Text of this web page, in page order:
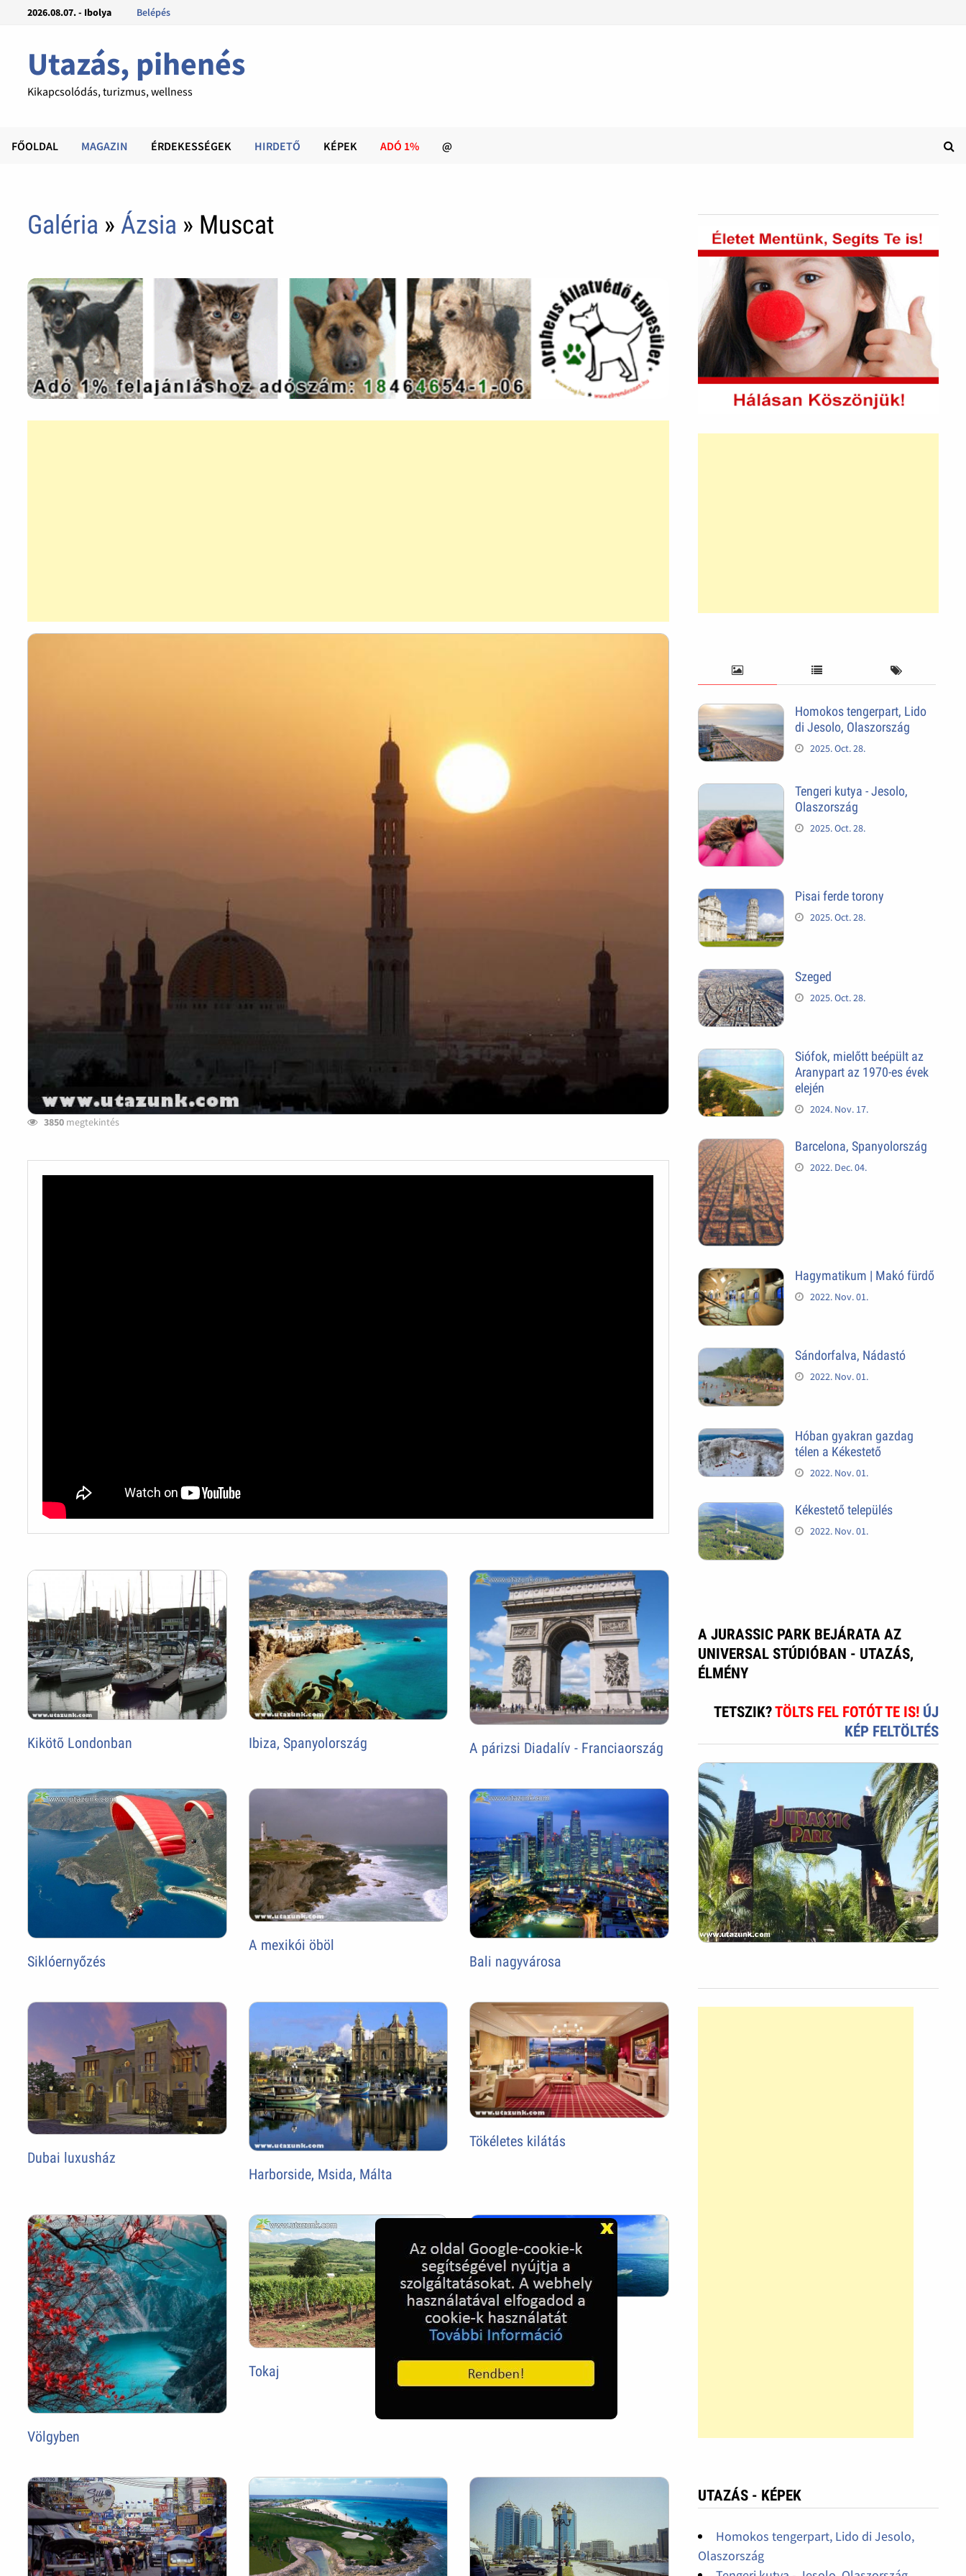
2026.08.07. - Ibolya Belépés
Utazás, pihenés
Kikapcsolódás, turizmus, wellness
FŐOLDAL MAGAZIN ÉRDEKESSÉGEK HIRDETŐ KÉPEK ADÓ 1% @
Galéria » Ázsia » Muscat
3850 megtekintés
Kikötõ Londonban Ibiza, Spanyolország A párizsi Diadalív - Franciaország
Siklóernyőzés
A mexikói öböl
Bali nagyvárosa
Dubai luxusház
Harborside, Msida, Málta
Tökéletes kilátás
Völgyben
Tokaj
Rangari
Homokos tengerpart, Lido
di Jesolo, Olaszország
2025. Oct. 28.
Tengeri kutya - Jesolo,
Olaszország
2025. Oct. 28.
Pisai ferde torony
2025. Oct. 28.
Szeged
2025. Oct. 28.
Siófok, mielőtt beépült az
Aranypart az 1970-es évek
elején
2024. Nov. 17.
Barcelona, Spanyolország
2022. Dec. 04.
Hagymatikum | Makó fürdő
2022. Nov. 01.
Sándorfalva, Nádastó
2022. Nov. 01.
Hóban gyakran gazdag
télen a Kékestető
2022. Nov. 01.
Kékestető település
2022. Nov. 01.
A JURASSIC PARK BEJÁRATA AZ
UNIVERSAL STÚDIÓBAN - UTAZÁS,
ÉLMÉNY
TETSZIK?TÖLTS FEL FOTÓT TE IS! ÚJ
KÉP FELTÖLTÉS
UTAZÁS - KÉPEK
Homokos tengerpart, Lido di Jesolo,
Olaszország